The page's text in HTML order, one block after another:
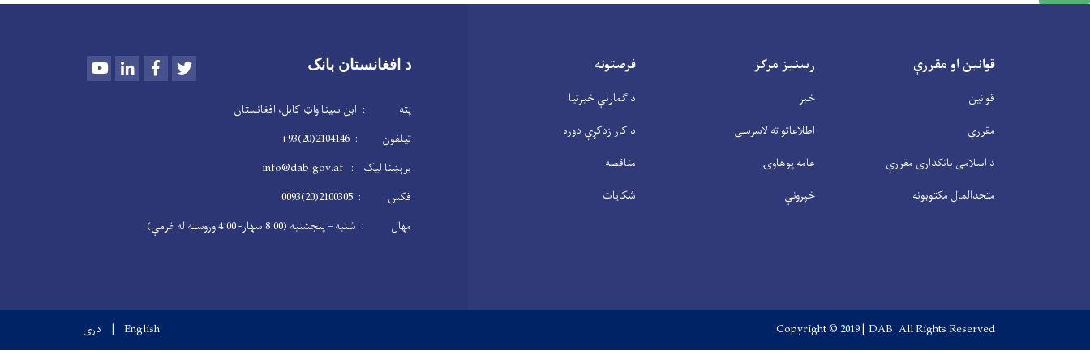
قوانین او مقررې
قوانین
مقررې
د اسلامی بانکداری مقررې
متحدالمال مکتوبونه
رسنیز مرکز
خبر
اطلاعاتو ته لاسرسی
عامه پوهاوۍ
خپرونې
فرصتونه
د ګمارنې خبرتیا
د کار زدکړې دوره
مناقصه
شکایات
د افغانستان بانک YoutubeLinkedInFacebook
پته : ابن سینا واټ کابل، افغانستان
تیلفون : 2104146(20)93+
برېښنا لیک : info@dab.gov.af
فکس : 2100305(20)0093
مهال : شنبه – پنجشنبه (8:00 سهار- 4:00 وروسته له غرمې)
Copyright © 2019 | DAB. All Rights Reserved
English دری